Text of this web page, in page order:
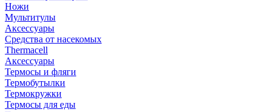
Ножи
Мультитулы
Аксессуары
Средства от насекомых
Thermacell
Аксессуары
Термосы и фляги
Термобутылки
Термокружки
Термосы для еды